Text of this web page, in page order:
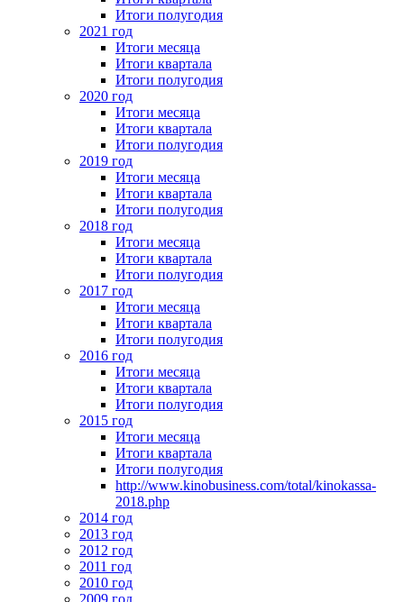
Итоги полугодия
2021 год
Итоги месяца
Итоги квартала
Итоги полугодия
2020 год
Итоги месяца
Итоги квартала
Итоги полугодия
2019 год
Итоги месяца
Итоги квартала
Итоги полугодия
2018 год
Итоги месяца
Итоги квартала
Итоги полугодия
2017 год
Итоги месяца
Итоги квартала
Итоги полугодия
2016 год
Итоги месяца
Итоги квартала
Итоги полугодия
2015 год
Итоги месяца
Итоги квартала
Итоги полугодия
http://www.kinobusiness.com/total/kinokassa-
2018.php
2014 год
2013 год
2012 год
2011 год
2010 год
2009 год